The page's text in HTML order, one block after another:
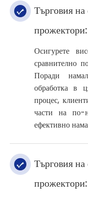
Търговия на
Осигурете
сравнително
Поради
обработка в
процес,
части на по-
ефективно
Търговия на